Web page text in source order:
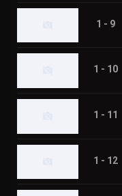
1 - 9
1 - 10
1 - 11
1 - 12